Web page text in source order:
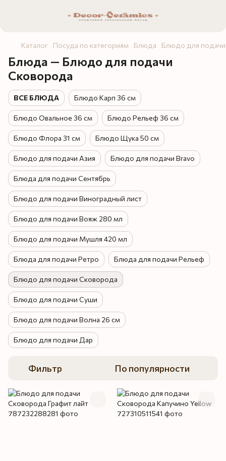
Каталог Посуда по категориям Блюда Блюдо для
Блюда — Блюдо для подачи
Сковорода
ВСЕ БЛЮДА Блюдо Карп 36 см
Блюдо Овальное 36 см Блюдо Рельеф 36 см
Блюдо Флора 31 см Блюдо Щука 50 см
Блюдо для подачи Азия Блюдо для подачи Bravo
Блюда для подачи Сентябрь
Блюдо для подачи Виноградный лист
Блюдо для подачи Вояж 280 мл
Блюдо для подачи Мушля 420 мл
Блюда для подачи Ретро Блюда для подачи Рельеф
Блюдо для подачи Сковорода
Блюдо для подачи Суши
Блюдо для подачи Волна 26 см
Блюдо для подачи Дар
Фильтр По популярности